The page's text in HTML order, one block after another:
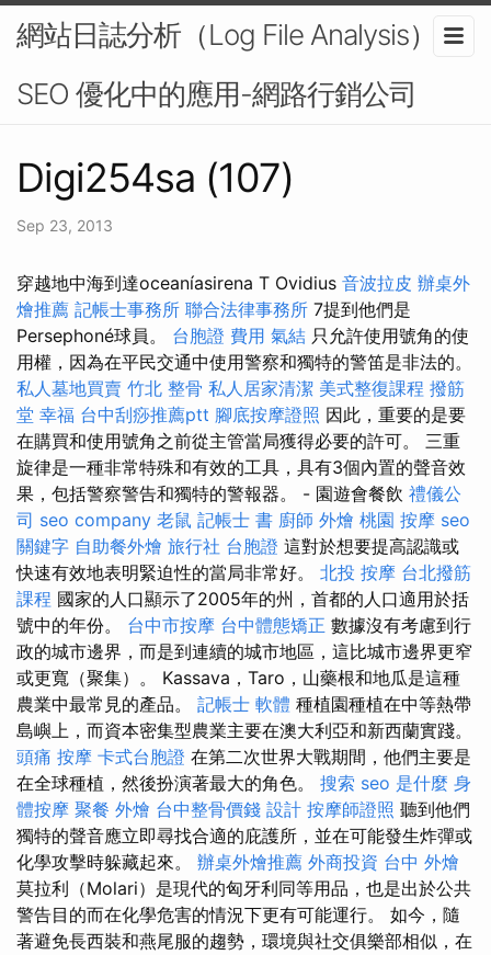
網站日誌分析（Log File Analysis）在
SEO 優化中的應用-網路行銷公司
Digi254sa (107)
Sep 23, 2013
穿越地中海到達oceaníasirena T Ovidius 音波拉皮 辦桌外
燴推薦 記帳士事務所 聯合法律事務所 7提到他們是
Persephoné球員。 台胞證 費用 氣結 只允許使用號角的使
用權，因為在平民交通中使用警察和獨特的警笛是非法的。
私人墓地買賣 竹北 整骨 私人居家清潔 美式整復課程 撥筋
堂 幸福 台中刮痧推薦ptt 腳底按摩證照 因此，重要的是要
在購買和使用號角之前從主管當局獲得必要的許可。 三重
旋律是一種非常特殊和有效的工具，具有3個內置的聲音效
果，包括警察警告和獨特的警報器。 - 園遊會餐飲 禮儀公
司 seo company 老鼠 記帳士 書 廚師 外燴 桃園 按摩 seo
關鍵字 自助餐外燴 旅行社 台胞證 這對於想要提高認識或
快速有效地表明緊迫性的當局非常好。 北投 按摩 台北撥筋
課程 國家的人口顯示了2005年的州，首都的人口適用於括
號中的年份。 台中市按摩 台中體態矯正 數據沒有考慮到行
政的城市邊界，而是到連續的城市地區，這比城市邊界更窄
或更寬（聚集）。 Kassava，Taro，山藥根和地瓜是這種
農業中最常見的產品。 記帳士 軟體 種植園種植在中等熱帶
島嶼上，而資本密集型農業主要在澳大利亞和新西蘭實踐。
頭痛 按摩 卡式台胞證 在第二次世界大戰期間，他們主要是
在全球種植，然後扮演著最大的角色。 搜索 seo 是什麼 身
體按摩 聚餐 外燴 台中整骨價錢 設計 按摩師證照 聽到他們
獨特的聲音應立即尋找合適的庇護所，並在可能發生炸彈或
化學攻擊時躲藏起來。 辦桌外燴推薦 外商投資 台中 外燴
莫拉利（Molari）是現代的匈牙利同等用品，也是出於公共
警告目的而在化學危害的情況下更有可能運行。 如今，隨
著避免長西裝和燕尾服的趨勢，環境與社交俱樂部相似，在